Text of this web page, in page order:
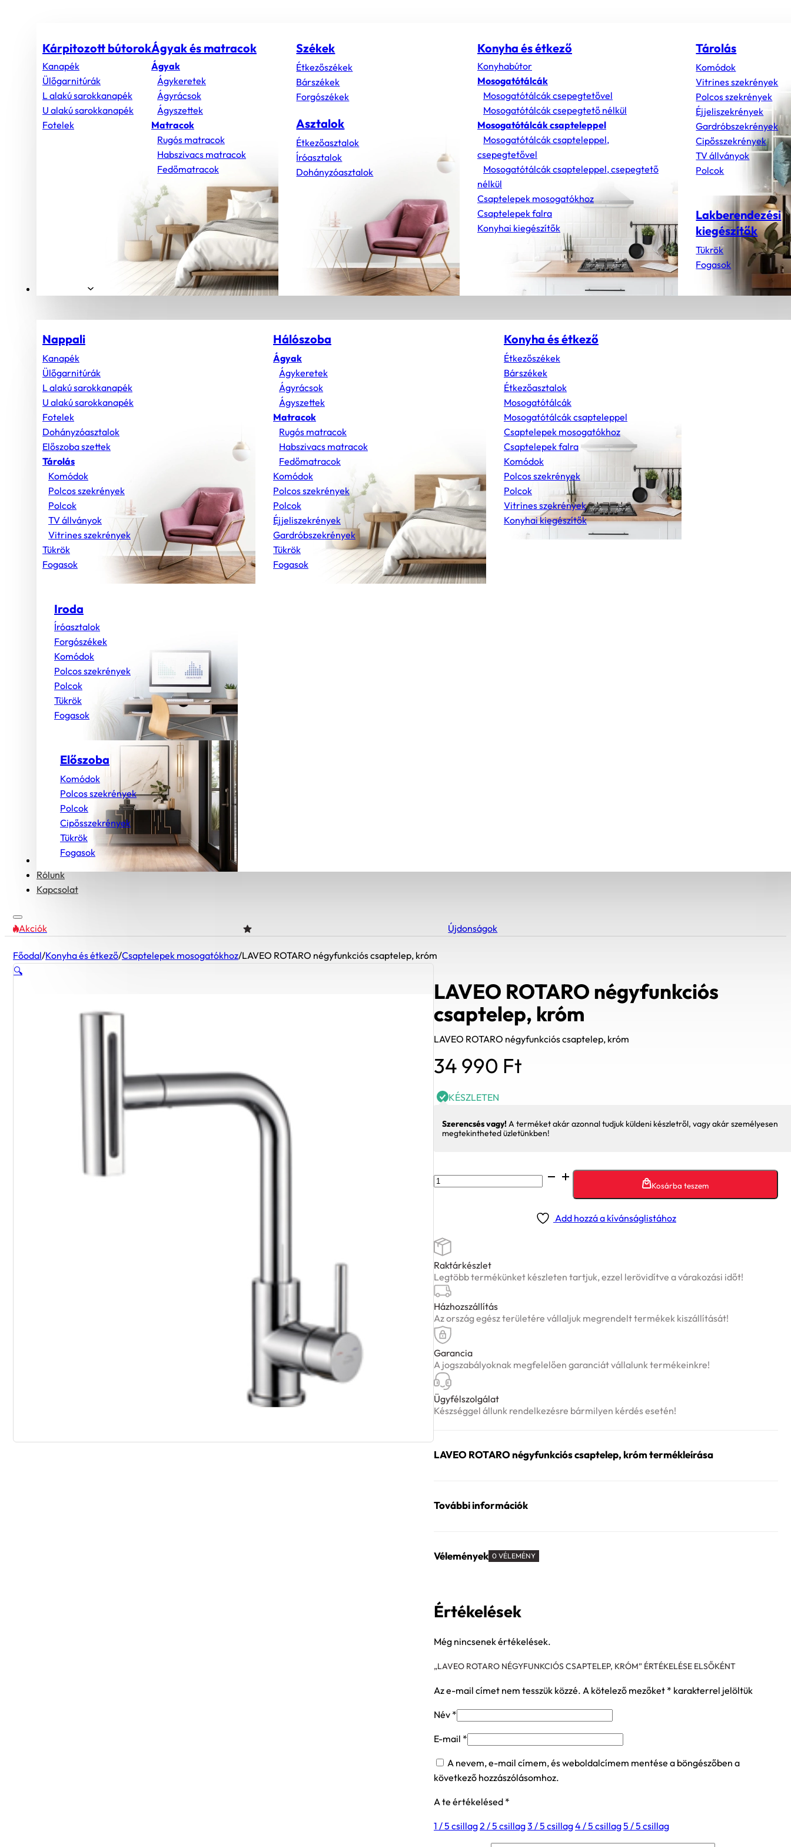
Kárpitozott bútorok
Kanapék
Ülőgarnitúrák
L alakú sarokkanapék
U alakú sarokkanapék
Fotelek
Ágyak és matracok
Ágyak
Ágykeretek
Ágyrácsok
Ágyszettek
Matracok
Rugós matracok
Habszivacs matracok
Fedőmatracok
Székek
Étkezőszékek
Bárszékek
Forgószékek
Asztalok
Étkezőasztalok
Íróasztalok
Dohányzóasztalok
Konyha és étkező
Konyhabútor
Mosogatótálcák
Mosogatótálcák csepegtetővel
Mosogatótálcák csepegtető nélkül
Mosogatótálcák csapteleppel
Mosogatótálcák csapteleppel,
csepegtetővel
Mosogatótálcák csapteleppel, csepegtető
nélkül
Csaptelepek mosogatókhoz
Csaptelepek falra
Konyhai kiegészítők
Tárolás
Komódok
Vitrines szekrények
Polcos szekrények
Éjjeliszekrények
Gardróbszekrények
Cipősszekrények
TV állványok
Polcok
Lakberendezési
kiegészítők
Tükrök
Fogasok
Nappali
Kanapék
Ülőgarnitúrák
L alakú sarokkanapék
U alakú sarokkanapék
Fotelek
Dohányzóasztalok
Előszoba szettek
Tárolás
Komódok
Polcos szekrények
Polcok
TV állványok
Vitrines szekrények
Tükrök
Fogasok
Hálószoba
Ágyak
Ágykeretek
Ágyrácsok
Ágyszettek
Matracok
Rugós matracok
Habszivacs matracok
Fedőmatracok
Komódok
Polcos szekrények
Polcok
Éjjeliszekrények
Gardróbszekrények
Tükrök
Fogasok
Konyha és étkező
Étkezőszékek
Bárszékek
Étkezőasztalok
Mosogatótálcák
Mosogatótálcák csapteleppel
Csaptelepek mosogatókhoz
Csaptelepek falra
Komódok
Polcos szekrények
Polcok
Vitrines szekrények
Konyhai kiegészítők
Iroda
Íróasztalok
Forgószékek
Komódok
Polcos szekrények
Polcok
Tükrök
Fogasok
Előszoba
Komódok
Polcos szekrények
Polcok
Cipősszekrények
Tükrök
Fogasok
Bútorcsaládok
Rólunk
Kapcsolat
Akciók Újdonságok
Főodal/Konyha és étkező/Csaptelepek mosogatókhoz/LAVEO ROTARO négyfunkciós csaptelep, króm
🔍
LAVEO ROTARO négyfunkciós
csaptelep, króm
LAVEO ROTARO négyfunkciós csaptelep, króm
34 990 Ft
KÉSZLETEN
Szerencsés vagy!A terméket akár azonnal tudjuk küldeni készletről, vagy akár személyesen
megtekintheted üzletünkben!
LAVEO
ROTARO
króm
mennyiség
Kosárba teszem
Add hozzá a kívánságlistához
Raktárkészlet
Legtöbb termékünket készleten tartjuk, ezzel lerövidítve a várakozási időt!
Házhozszállítás
Az ország egész területére vállaljuk megrendelt termékek kiszállítását!
Garancia
A jogszabályoknak megfelelően garanciát vállalunk termékeinkre!
Ügyfélszolgálat
Készséggel állunk rendelkezésre bármilyen kérdés esetén!
LAVEO ROTARO négyfunkciós csaptelep, króm termékleírása
További információk
Vélemények 0 VÉLEMÉNY
Értékelések
Még nincsenek értékelések.
„LAVEO ROTARO NÉGYFUNKCIÓS CSAPTELEP, KRÓM” ÉRTÉKELÉSE ELSŐKÉNT
Az e-mail címet nem tesszük közzé. A kötelező mezőket * karakterrel jelöltük
Név *
E-mail *
A nevem, e-mail címem, és weboldalcímem mentése a böngészőben a
következő hozzászólásomhoz.
A te értékelésed *
1 / 5 csillag2 / 5 csillag3 / 5 csillag4 / 5 csillag5 / 5 csillag